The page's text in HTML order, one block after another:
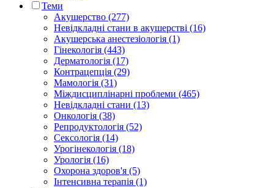
Теми
Акушерство (277)
Невідкладні стани в акушерстві (16)
Акушерська анестезіологія (1)
Гінекологія (443)
Дерматологія (17)
Контрацепція (29)
Мамологія (31)
Міждисциплінарні проблеми (465)
Невідкладні стани (13)
Онкологія (38)
Репродуктологія (52)
Сексологія (14)
Урогінекологія (18)
Урологія (16)
Охорона здоров'я (5)
Інтенсивна терапія (1)